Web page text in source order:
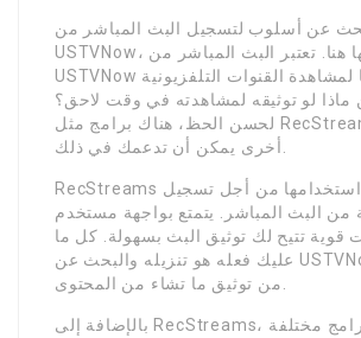
عن أسلوب لتسجيل البث المباشر من
USTVNow، فقد وجدتها هنا. تعتبر البث المباشر من
USTVNow مصدرًا رائعًا لمشاهدة القنوات التلفزيونية
ماذا لو توثيقه لمشاهدته في وقت لاحق؟
لحسن الحظ، هناك برامج مثل RecStreams و برمجيات
RecStreams هو أداة يمكن استخدامها من أجل تسجيل
البث المباشر. يتمتع بواجهة مستخدم
قوية تتيح لك توثيق البث بسهولة. كل ما
عليك فعله هو تنزيله والبحث عن USTVNow، ثم ستتمكن
بالإضافة إلى RecStreams، هناك عدة برامج مختلفة